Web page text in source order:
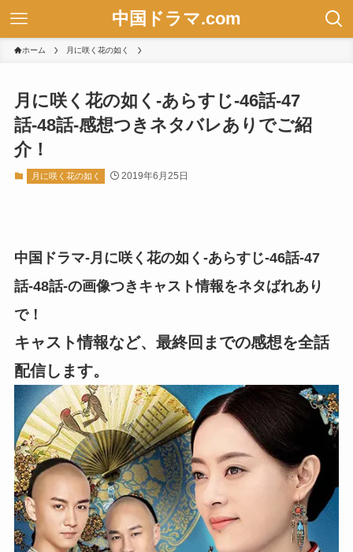
中国ドラマ.com
ホーム 月に咲く花の如く
月に咲く花の如く-あらすじ-46話-47
話-48話-感想つきネタバレありでご紹
介！
月に咲く花の如く 2019年6月25日
中国ドラマ-月に咲く花の如く-あらすじ-46話-47
話-48話-の画像つきキャスト情報をネタばれあり
で！
キャスト情報など、最終回までの感想を全話
配信します。